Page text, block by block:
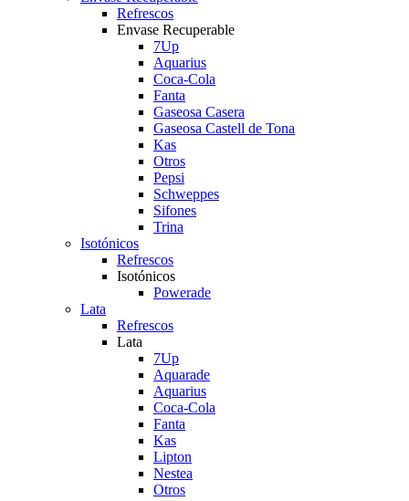
Refrescos
Envase Recuperable
7Up
Aquarius
Coca-Cola
Fanta
Gaseosa Casera
Gaseosa Castell de Tona
Kas
Otros
Pepsi
Schweppes
Sifones
Trina
Isotónicos
Refrescos
Isotónicos
Powerade
Lata
Refrescos
Lata
7Up
Aquarade
Aquarius
Coca-Cola
Fanta
Kas
Lipton
Nestea
Otros